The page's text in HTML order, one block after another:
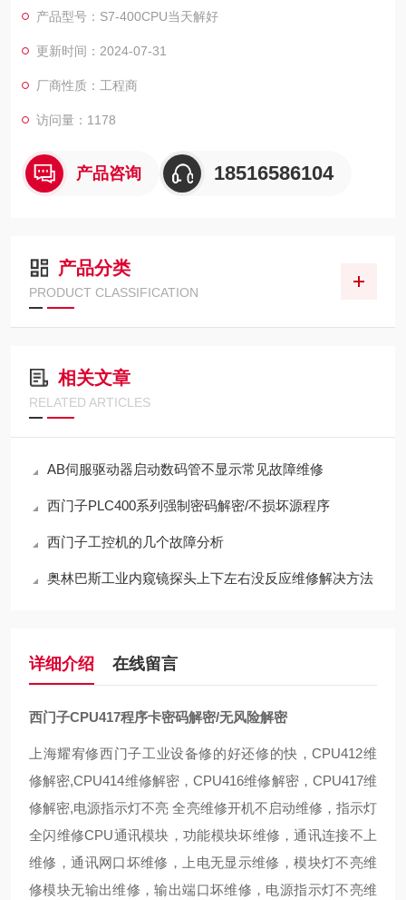
上电无显示维修，模块灯不亮维修模块无输出维修，
产品型号：S7-400CPU当天解好
更新时间：2024-07-31
厂商性质：工程商
访问量：1178
产品咨询 18516586104
产品分类
PRODUCT CLASSIFICATION
相关文章
RELATED ARTICLES
AB伺服驱动器启动数码管不显示常见故障维修
西门子PLC400系列强制密码解密/不损坏源程序
西门子工控机的几个故障分析
奥林巴斯工业内窥镜探头上下左右没反应维修解决方法
详细介绍 在线留言
西门子CPU417程序卡密码解密/无风险解密
上海耀宥修西门子工业设备修的好还修的快，CPU412维
修解密,CPU414维修解密，CPU416维修解密，CPU417维
修解密,电源指示灯不亮 全亮维修开机不启动维修，指示灯
全闪维修CPU通讯模块，功能模块坏维修，通讯连接不上
维修，通讯网口坏维修，上电无显示维修，模块灯不亮维
修模块无输出维修，输出端口坏维修，电源指示灯不亮维